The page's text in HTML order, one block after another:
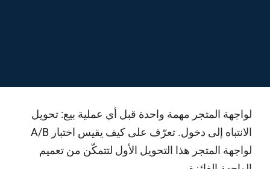
لواجهة المتجر مهمة واحدة قبل أي عملية بيع: تحويل
الانتباه إلى دخول. تعرّف على كيف يقيس اختبار A/B
لواجهة المتجر هذا التحويل الأول لتتمكّن من تعميم